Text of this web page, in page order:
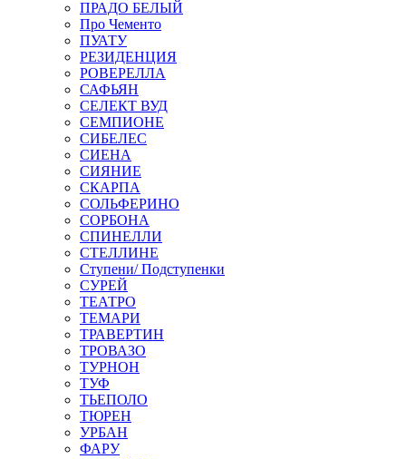
ПРАДО БЕЛЫЙ
Про Чементо
ПУАТУ
РЕЗИДЕНЦИЯ
РОВЕРЕЛЛА
САФЬЯН
СЕЛЕКТ ВУД
СЕМПИОНЕ
СИБЕЛЕС
СИЕНА
СИЯНИЕ
СКАРПА
СОЛЬФЕРИНО
СОРБОНА
СПИНЕЛЛИ
СТЕЛЛИНЕ
Ступени/ Подступенки
СУРЕЙ
ТЕАТРО
ТЕМАРИ
ТРАВЕРТИН
ТРОВАЗО
ТУРНОН
ТУФ
ТЬЕПОЛО
ТЮРЕН
УРБАН
ФАРУ